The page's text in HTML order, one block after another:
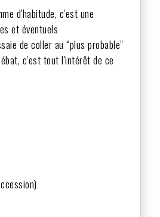
d'habitude, c'est une
et éventuels
de coller au “plus probable"
c'est tout l'intérêt de ce